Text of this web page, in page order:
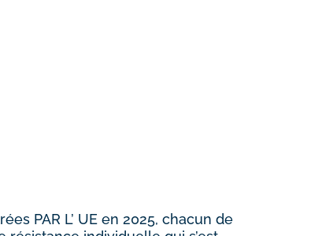
PAR L’ UE en 2025, chacun de